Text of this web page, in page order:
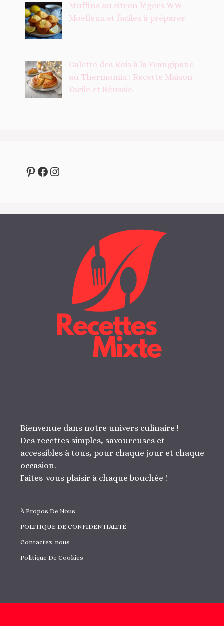
Muffins au citron légers WW –
Moelleux et faciles à préparer
Galette des Rois à la Frangipane
au Thermomix : Recette Maison
Facile et Réussie
Pinterest
Facebook
Instagram
Bienvenue dans notre univers culinaire !
Des recettes simples, savoureuses et
accessibles à tous, pour chaque jour et chaque
occasion.
Faites-vous plaisir à chaque bouchée !
À Propos De Nous
POLITIQUE DE CONFIDENTIALITÉ
Contactez-nous
Politique De Cookies